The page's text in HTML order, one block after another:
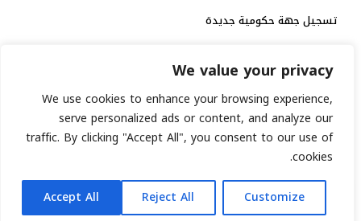
We value your privacy
We use cookies to enhance your browsing experience,
serve personalized ads or content, and analyze our
traffic. By clicking "Accept All", you consent to our use of
cookies.
Customize
Reject All
Accept All
تسجيل جهة حكومية جديدة
الاعتماد الرسمي
منصة إخبارية مرخصة
رقم الترخيص الاتحادي : 8793134
جميع حقوق التوثيق الرقمي محفوظة لمنصة السابعة © 2026. AR
انشر خبرك